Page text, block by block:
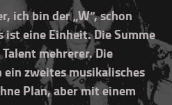
ich bin der „W“, schon
ist eine Einheit. Die Summe
mehrerer. Die
zweites musikalisches
Plan, aber mit einem